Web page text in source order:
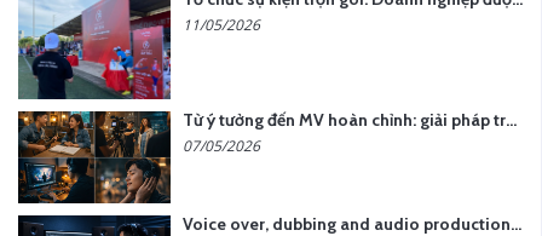
11/05/2026
Từ ý tưởng đến MV hoàn chỉnh: giải pháp trọn gói tại YCN Media
07/05/2026
Voice over, dubbing and audio production services in Vietnam for global content